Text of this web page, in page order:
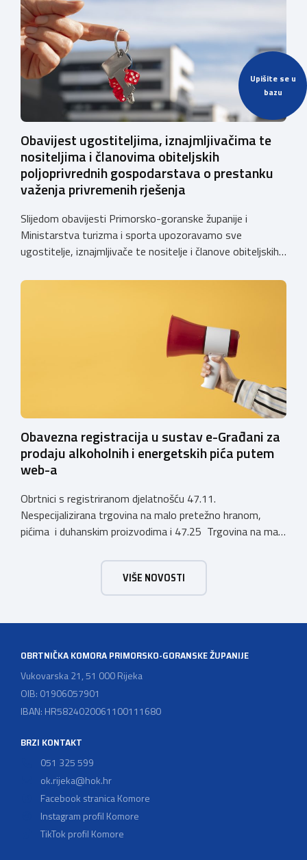
Upišite se u
bazu
kojima se obavlja javni cestovni prijevoz i prijevoz za
vlastite potrebe. Komora će se i u ovom […]
Obavijest ugostiteljima, iznajmljivačima te
nositeljima i članovima obiteljskih
poljoprivrednih gospodarstava o prestanku
važenja privremenih rješenja
Slijedom obavijesti Primorsko-goranske županije i
Ministarstva turizma i sporta upozoravamo sve
ugostitelje, iznajmljivače te nositelje i članove obiteljskih
privremenih rješenja izdanih sukladno Zakonu o
1. siječnja 2025. godine više ne mogu podnositi novi
zahtjevi za izdavanje privremenih rješenja, dok već izdana
Obavezna registracija u sustav e-Građani za
prodaju alkoholnih i energetskih pića putem
web-a
Obrtnici s registriranom djelatnošću 47.11.
Nespecijalizirana trgovina na malo pretežno hranom,
pićima i duhanskim proizvodima i 47.25 Trgovina na malo
koja sadrže alkohol i energetska pića dužni su uskladiti
svoje poslovne procese i osigurati tehničko rješenje za
vjerodostojnu provjeru punoljetnosti kupca putem
VIŠE NOVOSTI
OBRTNIČKA KOMORA PRIMORSKO-GORANSKE ŽUPANIJE
Vukovarska 21, 51 000 Rijeka
OIB: 01906057901
IBAN: HR5824020061100111680
BRZI KONTAKT
051 325 599
ok.rijeka@hok.hr
Facebook stranica Komore
Instagram profil Komore
TikTok profil Komore